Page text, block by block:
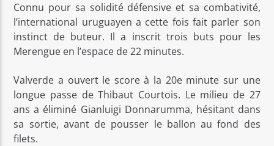
Connu pour sa solidité défensive et sa combativité,
l’international uruguayen a cette fois fait parler son
instinct de buteur. Il a inscrit trois buts pour les
Merengue en l’espace de 22 minutes.
Valverde a ouvert le score à la 20e minute sur une
longue passe de Thibaut Courtois. Le milieu de 27
ans a éliminé Gianluigi Donnarumma, hésitant dans
sa sortie, avant de pousser le ballon au fond des
filets.